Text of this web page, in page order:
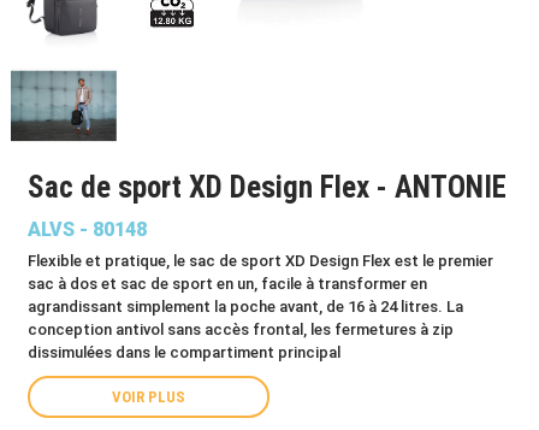
Sac de sport XD Design Flex - ANTONIE
ALVS - 80148
Flexible et pratique, le sac de sport XD Design Flex est le premier
sac à dos et sac de sport en un, facile à transformer en
agrandissant simplement la poche avant, de 16 à 24 litres. La
conception antivol sans accès frontal, les fermetures à zip
dissimulées dans le compartiment principal
VOIR PLUS